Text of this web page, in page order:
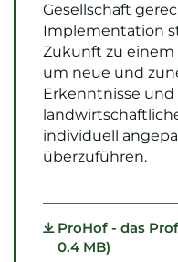
Gesellschaft
Implementation
Zukunft zu
um neue und
Erkenntnisse
individuell
überzuführen.
ProHof - das
0.4 MB)